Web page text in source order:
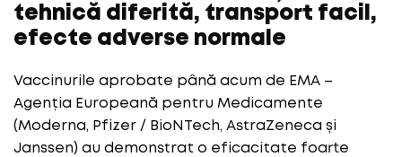
tehnică diferită, transport facil,
efecte adverse normale
Vaccinurile aprobate până acum de EMA –
Agenția Europeană pentru Medicamente
(Moderna, Pfizer / BioNTech, AstraZeneca și
Janssen) au demonstrat o eficacitate foarte